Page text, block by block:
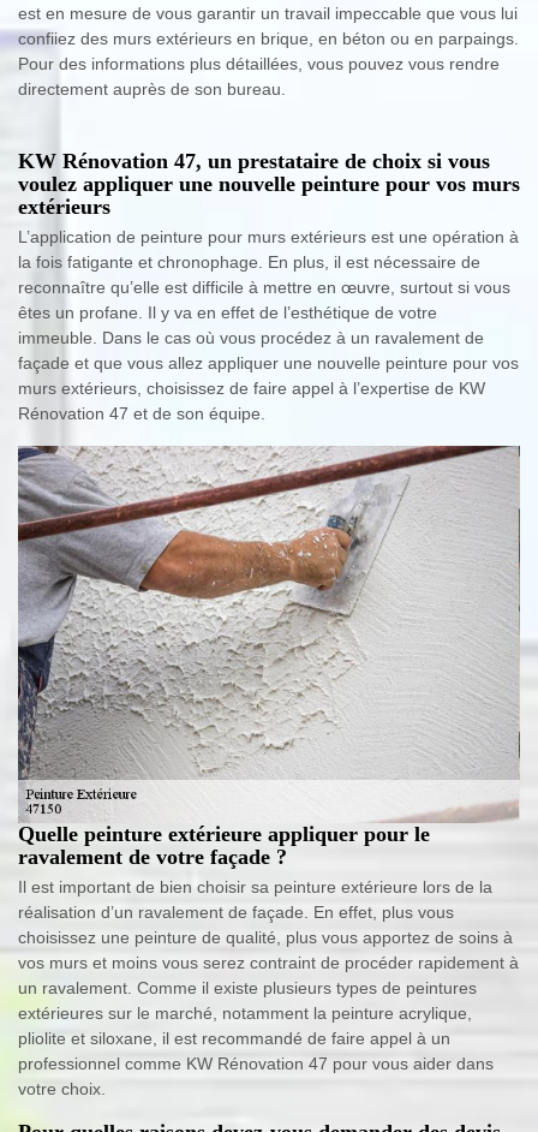
est en mesure de vous garantir un travail impeccable que vous lui
confiiez des murs extérieurs en brique, en béton ou en parpaings.
Pour des informations plus détaillées, vous pouvez vous rendre
directement auprès de son bureau.
KW Rénovation 47, un prestataire de choix si vous
voulez appliquer une nouvelle peinture pour vos murs
extérieurs
L’application de peinture pour murs extérieurs est une opération à
la fois fatigante et chronophage. En plus, il est nécessaire de
reconnaître qu’elle est difficile à mettre en œuvre, surtout si vous
êtes un profane. Il y va en effet de l’esthétique de votre
immeuble. Dans le cas où vous procédez à un ravalement de
façade et que vous allez appliquer une nouvelle peinture pour vos
murs extérieurs, choisissez de faire appel à l’expertise de KW
Rénovation 47 et de son équipe.
Quelle peinture extérieure appliquer pour le
ravalement de votre façade ?
Il est important de bien choisir sa peinture extérieure lors de la
réalisation d’un ravalement de façade. En effet, plus vous
choisissez une peinture de qualité, plus vous apportez de soins à
vos murs et moins vous serez contraint de procéder rapidement à
un ravalement. Comme il existe plusieurs types de peintures
extérieures sur le marché, notamment la peinture acrylique,
pliolite et siloxane, il est recommandé de faire appel à un
professionnel comme KW Rénovation 47 pour vous aider dans
votre choix.